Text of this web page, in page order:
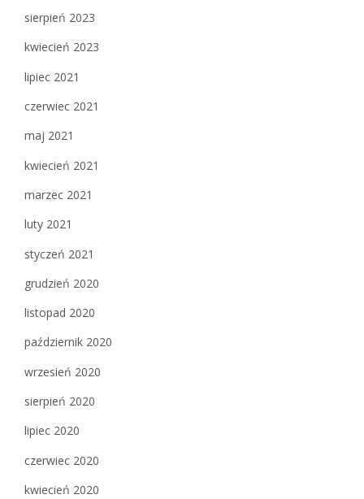
sierpień 2023
kwiecień 2023
lipiec 2021
czerwiec 2021
maj 2021
kwiecień 2021
marzec 2021
luty 2021
styczeń 2021
grudzień 2020
listopad 2020
październik 2020
wrzesień 2020
sierpień 2020
lipiec 2020
czerwiec 2020
kwiecień 2020